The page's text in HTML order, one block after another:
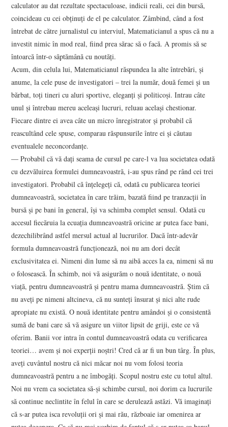
calculator au dat rezultate spectaculoase, indicii reali, cei din bursă,
coincideau cu cei obţinuţi de el pe calculator. Zâmbind, când a fost
întrebat de către jurnalistul cu interviul, Matematicianul a spus că nu a
investit nimic în mod real, fiind prea sărac să o facă. A promis să se
întoarcă într-o săptămână cu noutăţi.
Acum, din celula lui, Matematicianul răspundea la alte întrebări, şi
anume, la cele puse de investigatori – trei la număr, două femei şi un
bărbat, toţi tineri cu aluri sportive, eleganţi şi politicoşi. Intrau câte
unul şi întrebau mereu aceleaşi lucruri, reluau acelaşi chestionar.
Fiecare dintre ei avea câte un micro înregistrator şi probabil că
reascultând cele spuse, comparau răspunsurile între ei şi căutau
eventualele neconcordanţe.
― Probabil că vă daţi seama de cursul pe care-l va lua societatea odată
cu dezvăluirea formulei dumneavoastră, i-au spus rând pe rând cei trei
investigatori. Probabil că înţelegeţi că, odată cu publicarea teoriei
dumneavoastră, societatea în care trăim, bazată fiind pe tranzacţii în
bursă şi pe bani în general, îşi va schimba complet sensul. Odată cu
accesul fiecăruia la ecuaţia dumneavoastră oricine ar putea face bani,
dezechilibrând astfel mersul actual al lucrurilor. Dacă într-adevăr
formula dumneavoastră funcţionează, noi nu am dori decât
exclusivitatea ei. Nimeni din lume să nu aibă acces la ea, nimeni să nu
o folosească. În schimb, noi vă asigurăm o nouă identitate, o nouă
viaţă, pentru dumneavoastră şi pentru mama dumneavoastră. Ştim că
nu aveţi pe nimeni altcineva, că nu sunteţi însurat şi nici alte rude
apropiate nu există. O nouă identitate pentru amândoi şi o consistentă
sumă de bani care să vă asigure un viitor lipsit de griji, este ce vă
oferim. Banii vor intra în contul dumneavoastră odata cu verificarea
teoriei… avem şi noi experţii noştri! Cred că ar fi un bun târg. În plus,
aveţi cuvântul nostru că nici măcar noi nu vom folosi teoria
dumneavoastră pentru a ne îmbogăţi. Scopul nostru este cu totul altul.
Noi nu vrem ca societatea să-şi schimbe cursul, noi dorim ca lucrurile
să continue neclintite în felul în care se derulează astăzi. Vă imaginaţi
că s-ar putea isca revoluţii ori şi mai rău, războaie iar omenirea ar